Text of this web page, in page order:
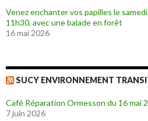
Venez enchanter vos papilles le
11h30, avec une balade en forêt
16 mai 2026
SUCY ENVIRONNEMENT
Café Réparation Ormesson du 16 mai
7 juin 2026